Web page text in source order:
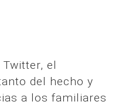
el
del hecho y
a los familiares